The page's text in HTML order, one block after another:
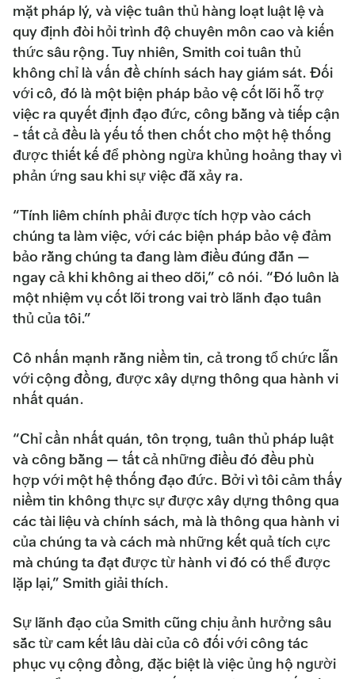
mặt pháp lý, và việc tuân thủ hàng loạt luật lệ và
quy định đòi hỏi trình độ chuyên môn cao và kiến
thức sâu rộng. Tuy nhiên, Smith coi tuân thủ
không chỉ là vấn đề chính sách hay giám sát. Đối
với cô, đó là một biện pháp bảo vệ cốt lõi hỗ trợ
việc ra quyết định đạo đức, công bằng và tiếp cận
- tất cả đều là yếu tố then chốt cho một hệ thống
được thiết kế để phòng ngừa khủng hoảng thay vì
phản ứng sau khi sự việc đã xảy ra.
“Tính liêm chính phải được tích hợp vào cách
chúng ta làm việc, với các biện pháp bảo vệ đảm
bảo rằng chúng ta đang làm điều đúng đắn —
ngay cả khi không ai theo dõi,” cô nói. “Đó luôn là
một nhiệm vụ cốt lõi trong vai trò lãnh đạo tuân
thủ của tôi.”
Cô nhấn mạnh rằng niềm tin, cả trong tổ chức lẫn
với cộng đồng, được xây dựng thông qua hành vi
nhất quán.
“Chỉ cần nhất quán, tôn trọng, tuân thủ pháp luật
và công bằng — tất cả những điều đó đều phù
hợp với một hệ thống đạo đức. Bởi vì tôi cảm thấy
niềm tin không thực sự được xây dựng thông qua
các tài liệu và chính sách, mà là thông qua hành vi
của chúng ta và cách mà những kết quả tích cực
mà chúng ta đạt được từ hành vi đó có thể được
lặp lại,” Smith giải thích.
Sự lãnh đạo của Smith cũng chịu ảnh hưởng sâu
sắc từ cam kết lâu dài của cô đối với công tác
phục vụ cộng đồng, đặc biệt là việc ủng hộ người